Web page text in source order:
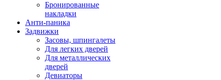
Бронированные
накладки
Анти-паника
Задвижки
Засовы, шпингалеты
Для легких дверей
Для металлических
дверей
Девиаторы